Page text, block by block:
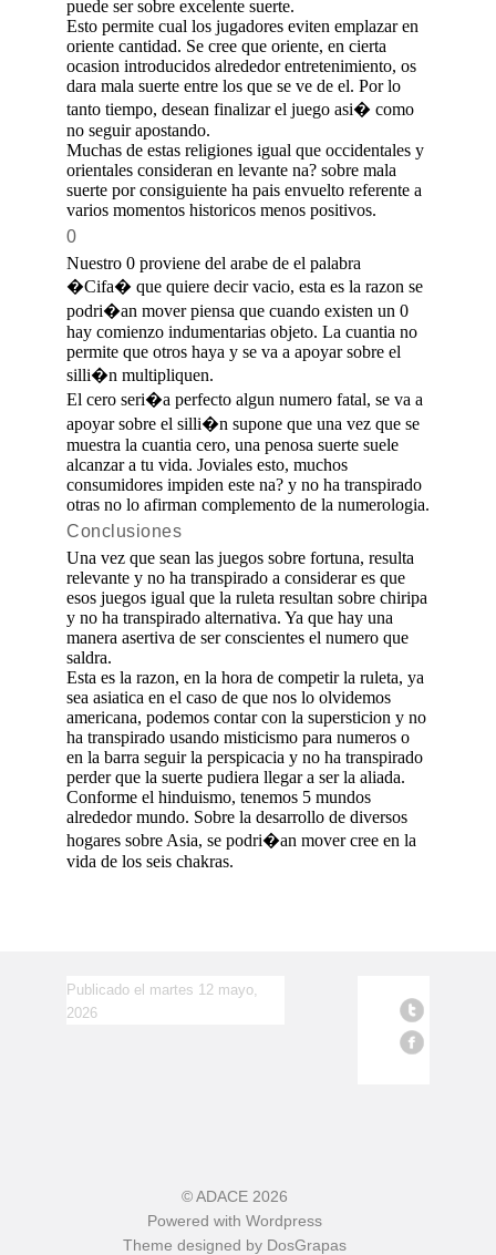
puede ser sobre excelente suerte.
Esto permite cual los jugadores eviten emplazar en
oriente cantidad. Se cree que oriente, en cierta
ocasion introducidos alrededor entretenimiento, os
dara mala suerte entre los que se ve de el. Por lo
tanto tiempo, desean finalizar el juego asi� como
no seguir apostando.
Muchas de estas religiones igual que occidentales y
orientales consideran en levante na? sobre mala
suerte por consiguiente ha pais envuelto referente a
varios momentos historicos menos positivos.
0
Nuestro 0 proviene del arabe de el palabra
�Cifa� que quiere decir vacio, esta es la razon se
podri�an mover piensa que cuando existen un 0
hay comienzo indumentarias objeto. La cuantia no
permite que otros haya y se va a apoyar sobre el
silli�n multipliquen.
El cero seri�a perfecto algun numero fatal, se va a
apoyar sobre el silli�n supone que una vez que se
muestra la cuantia cero, una penosa suerte suele
alcanzar a tu vida. Joviales esto, muchos
consumidores impiden este na? y no ha transpirado
otras no lo afirman complemento de la numerologia.
Conclusiones
Una vez que sean las juegos sobre fortuna, resulta
relevante y no ha transpirado a considerar es que
esos juegos igual que la ruleta resultan sobre chiripa
y no ha transpirado alternativa. Ya que hay una
manera asertiva de ser conscientes el numero que
saldra.
Esta es la razon, en la hora de competir la ruleta, ya
sea asiatica en el caso de que nos lo olvidemos
americana, podemos contar con la supersticion y no
ha transpirado usando misticismo para numeros o
en la barra seguir la perspicacia y no ha transpirado
perder que la suerte pudiera llegar a ser la aliada.
Conforme el hinduismo, tenemos 5 mundos
alrededor mundo. Sobre la desarrollo de diversos
hogares sobre Asia, se podri�an mover cree en la
vida de los seis chakras.
Publicado el martes 12 mayo,
2026
©ADACE2026
Powered with Wordpress
Theme designed by DosGrapas